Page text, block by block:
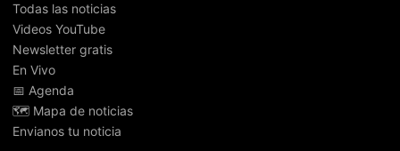
Todas las noticias
Videos YouTube
Newsletter gratis
En Vivo
📅 Agenda
🗺️ Mapa de noticias
Envianos tu noticia